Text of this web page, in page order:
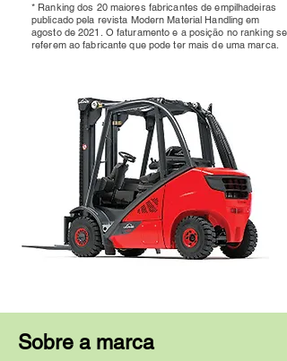
* Ranking dos 20 maiores fabricantes de empilhadeiras
publicado pela revista Modern Material Handling em
agosto de 2021. O faturamento e a posição no ranking se
referem ao fabricante que pode ter mais de uma marca.
Sobre a marca